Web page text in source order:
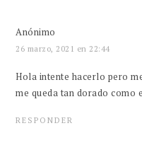
Anónimo
26 marzo, 2021 en 22:44
Hola intente hacerlo pero
me queda tan dorado como
RESPONDER